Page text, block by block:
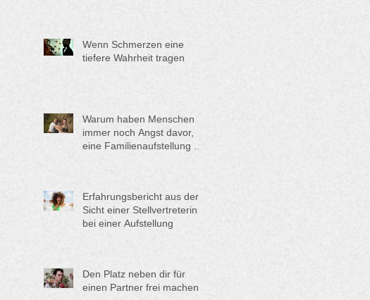
Wenn Schmerzen eine
tiefere Wahrheit tragen
Warum haben Menschen
immer noch Angst davor,
eine Familienaufstellung zu
Erfahrungsbericht aus der
Sicht einer Stellvertreterin
bei einer Aufstellung
Den Platz neben dir für
einen Partner frei machen